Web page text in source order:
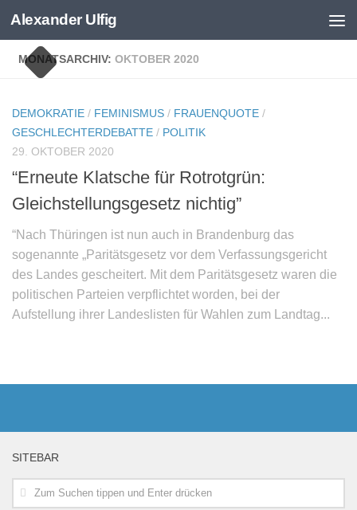
Skip to content
Alexander Ulfig
MONATSARCHIV: OKTOBER 2020
DEMOKRATIE / FEMINISMUS / FRAUENQUOTE /
GESCHLECHTERDEBATTE / POLITIK
29. OKTOBER 2020
“Erneute Klatsche für Rotrotgrün:
Gleichstellungsgesetz nichtig”
“Nach Thüringen ist nun auch in Brandenburg das
sogenannte „Paritätsgesetz vor dem Verfassungsgericht
des Landes gescheitert. Mit dem Paritätsgesetz waren die
politischen Parteien verpflichtet worden, bei der
Aufstellung ihrer Landeslisten für Wahlen zum Landtag...
SITEBAR